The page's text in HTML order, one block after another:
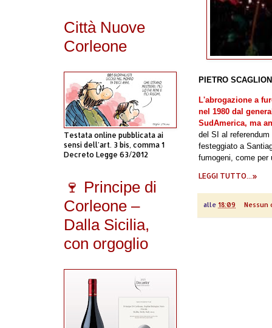
PIETRO
L'abrogazione a
nel 1980 dal
SudAmerica, ma
del SI al
festeggiato a
fumogeni, come
LEGGI TUTTO...»
alle 18:09 Nessun
Città Nuove
Corleone
Testata online pubblicata ai
sensi dell'art. 3 bis, comma 1
Decreto Legge 63/2012
🍷 Principe di
Corleone –
Dalla Sicilia,
con orgoglio